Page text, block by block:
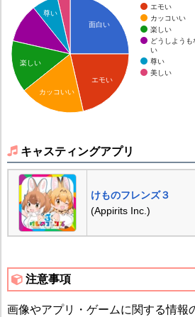
エモい
カッコいい
楽しい
どうしようも
い
尊い
美しい
面白い
エモい
尊い
楽しい
カッコいい
キャスティングアプリ
けものフレンズ３
(Appirits Inc.)
注意事項
画像やアプリ・ゲームに関する情報